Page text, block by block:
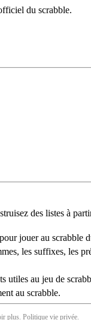
du scrabble.
des listes à
pour jouer au scrabble
les suffixes, les
utiles au jeu de
au scrabble.
plus. Politique vie privée.